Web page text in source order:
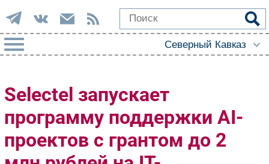
Импорто­замещение
Автоматизация Промышленности
Интернет
Selectel запускает
программу поддержки AI-
проектов с грантом до 2